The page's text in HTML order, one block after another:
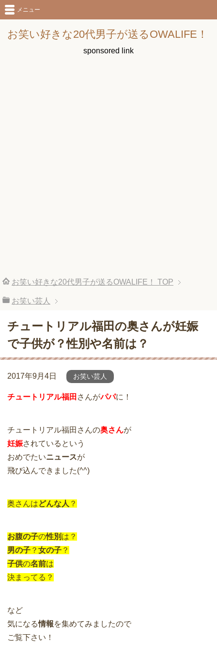
お笑い好きな20代男子が送るOWALIFE！
メニュー
sponsored link
お笑い好きな20代男子が送るOWALIFE！ TOP
お笑い芸人
チュートリアル福田の奥さんが妊娠
で子供が？性別や名前は？
2017年9月4日 お笑い芸人
チュートリアル福田 さんがパパに！
チュートリアル福田さんの奥さんが
妊娠されているという
おめでたいニュースが
飛び込んできました(^^)
奥さんはどんな人 ？
お腹の子の性別 は？
男の子 ？ 女の子 ？
子供の名前は
決まってる？
など
気になる情報を集めてみましたので
ご覧下さい！